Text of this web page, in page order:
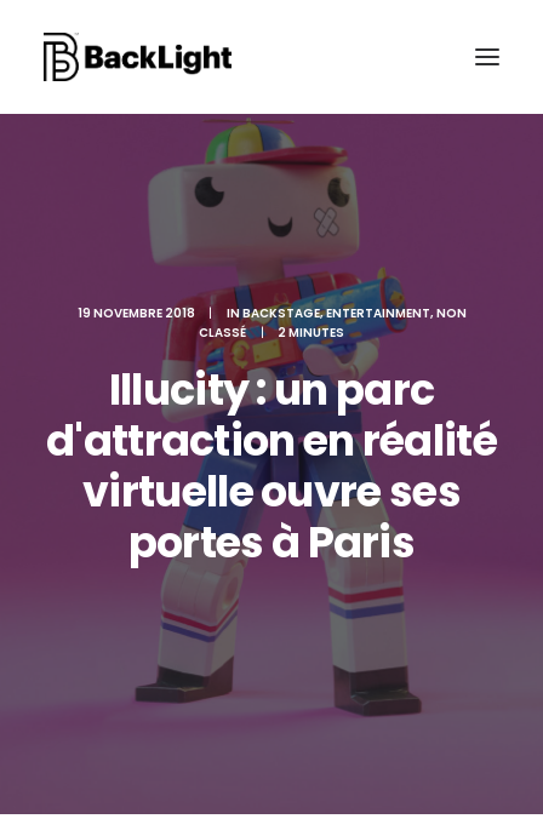
PROJETS XR
LE STUDIO
CONTACT
RECHERCHE
19 NOVEMBRE 2018 | INBACKSTAGE,ENTERTAINMENT, NON
CLASSÉ
| 2 MINUTES
Illucity : un parc
d'attraction en réalité
virtuelle ouvre ses
portes à Paris